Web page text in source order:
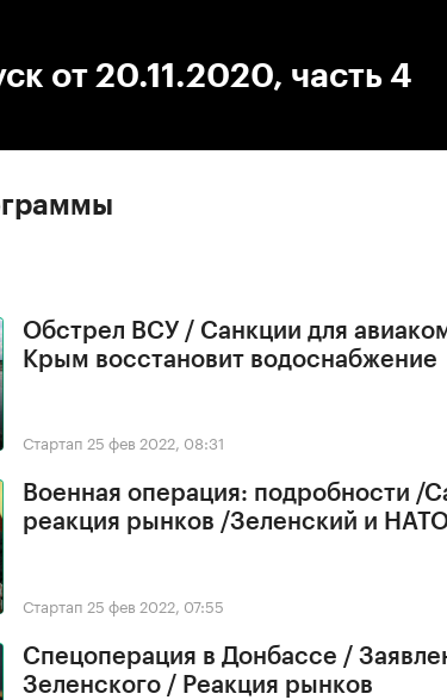
от 20.11.2020, часть 4
Обстрел ВСУ / Санкции для
Крым восстановит водоснабжение
Стартап 25 фев 2022, 08:31
Военная операция: подробности /
реакция рынков /Зеленский и
Стартап 25 фев 2022, 07:55
Спецоперация в Донбассе /
Зеленского / Реакция рынков